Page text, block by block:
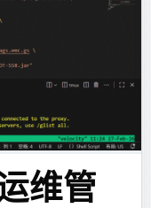
随便发挥。
风险。
而不是花在 CSS
次回答都像换了
前建立一些个人
要用的时候再到
口上的自建
始找更好的方案
维管